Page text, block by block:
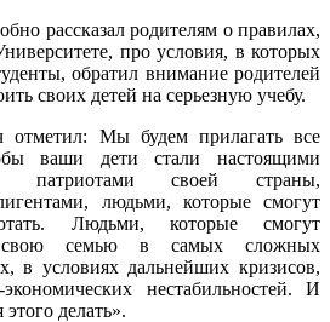
рассказал родителям о правилах,
про условия, в которых
обратил внимание родителей
своих детей на серьезную учебу.
отметил: Мы будем прилагать все
ваши дети стали настоящими
патриотами своей страны,
людьми, которые смогут
Людьми, которые смогут
свою семью в самых сложных
в условиях дальнейших кризисов,
нестабильностей. И
делать».